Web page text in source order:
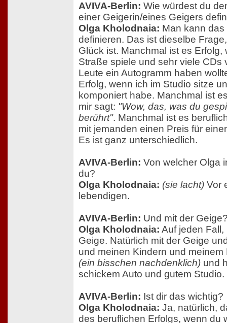
AVIVA-Berlin: Wie würdest du
einer Geigerin/eines Geigers
Olga Kholodnaia: Man kann
definieren. Das ist dieselbe
Glück ist. Manchmal ist es Erfolg,
Straße spiele und sehr viele CDs
Leute ein Autogramm haben
Erfolg, wenn ich im Studio sitze
komponiert habe. Manchmal ist
mir sagt: "Wow, das, was du
berührt". Manchmal ist es
mit jemanden einen Preis für
Es ist ganz unterschiedlich.
AVIVA-Berlin: Von welcher Olga
du?
Olga Kholodnaia: (sie lacht) Vor
lebendigen.
AVIVA-Berlin: Und mit der
Olga Kholodnaia: Auf jeden Fall,
Geige. Natürlich mit der Geige
und meinen Kindern und meinem
(ein bisschen nachdenklich) und
schickem Auto und gutem Studio.
AVIVA-Berlin: Ist dir das wichtig?
Olga Kholodnaia: Ja, natürlich,
des beruflichen Erfolgs, wenn du